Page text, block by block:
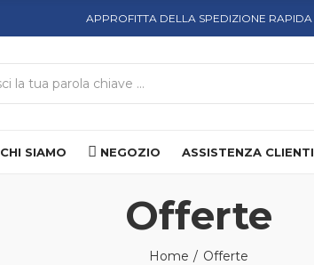
APPROFITTA DELLA SPEDIZIONE RAPIDA
CHI SIAMO NEGOZIO ASSISTENZA CLIENTI
Offerte
Home Offerte